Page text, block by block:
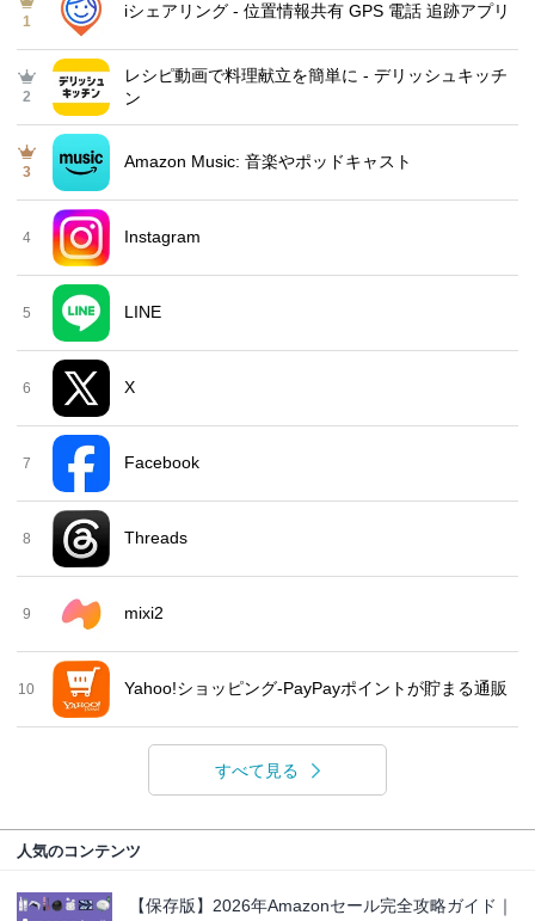
1
iシェアリング - 位置情報共有 GPS 電話 追跡アプリ
2
レシピ動画で料理献立を簡単‪に - デリッシュキッチ
ン
3
Amazon Music: 音楽やポッドキャスト
4 Instagram
5 LINE
6 X
7 Facebook
8 Threads
9 mixi2
10 Yahoo!ショッピング-PayPayポイントが貯まる通販
すべて見る
人気のコンテンツ
【保存版】2026年Amazonセール完全攻略ガイド｜